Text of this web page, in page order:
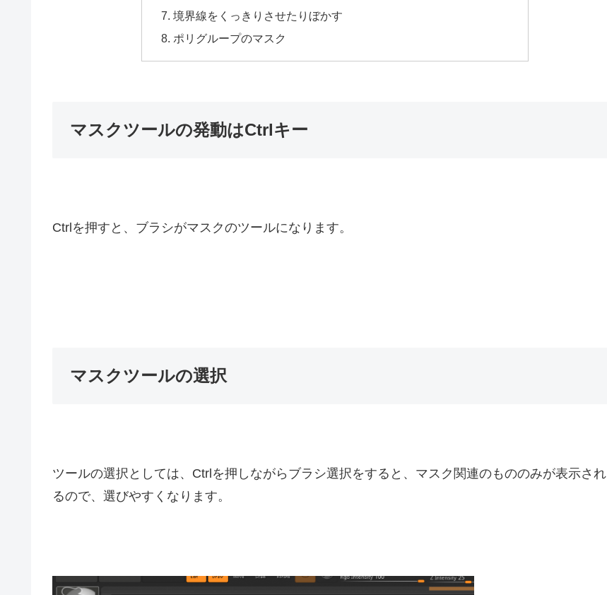
境界線をくっきりさせたりぼかす
ポリグループのマスク
マスクツールの発動はCtrlキー
Ctrlを押すと、ブラシがマスクのツールになります。
マスクツールの選択
ツールの選択としては、Ctrlを押しながらブラシ選択をすると、マスク関連のもののみが表示され
るので、選びやすくなります。